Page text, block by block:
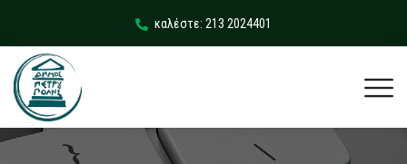
καλέστε: 213 2024401